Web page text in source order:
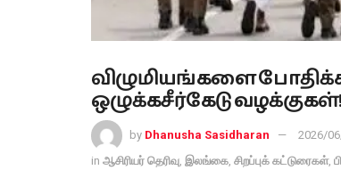
விழுமியங்களை
ஒழுக்கசீர்கேடு வழக்குகள்!
by Dhanusha Sasidharan
2026/
in ஆசிரியர் தெரிவு இலங்கை சிறப்புக் கட்டுரைகள்,